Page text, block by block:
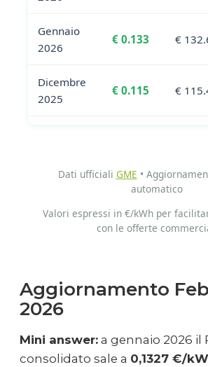
Gennaio
2026
€ 0.133 €
Dicembre
2025
€ 0.115 €
€ 0.111 €
Agosto
2025
€ 0.109 €
Luglio
2025
€ 0.113 €
Dati ufficiali GME •
automatico
Valori espressi in €/kWh per
con le offerte
Aggiornamento
2026
Mini answer: a gennaio 2026 il
consolidato sale a 0,1327 €/